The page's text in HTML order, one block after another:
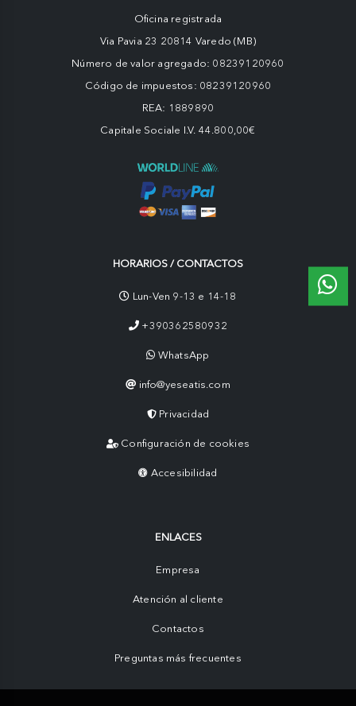
Oficina registrada
Via Pavia 23 20814 Varedo (MB)
Número de valor agregado: 08239120960
Código de impuestos: 08239120960
REA: 1889890
Capitale Sociale I.V. 44.800,00€
HORARIOS / CONTACTOS
Lun-Ven 9-13 e 14-18
+390362580932
WhatsApp
info@yeseatis.com
Privacidad
Configuración de cookies
Accesibilidad
ENLACES
Empresa
Atención al cliente
Contactos
Preguntas más frecuentes